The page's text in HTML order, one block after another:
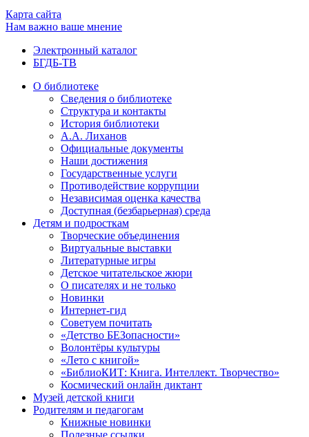
Карта сайта
Нам важно ваше мнение
Электронный каталог
БГДБ-ТВ
О библиотеке
Сведения о библиотеке
Структура и контакты
История библиотеки
А.А. Лиханов
Официальные документы
Наши достижения
Государственные услуги
Противодействие коррупции
Независимая оценка качества
Доступная (безбарьерная) среда
Детям и подросткам
Творческие объединения
Виртуальные выставки
Литературные игры
Детское читательское жюри
О писателях и не только
Новинки
Интернет-гид
Советуем почитать
«Детство БЕЗопасности»
Волонтёры культуры
«Лето с книгой»
«БиблиоКИТ: Книга. Интеллект. Творчество»
Космический онлайн диктант
Музей детской книги
Родителям и педагогам
Книжные новинки
Полезные ссылки